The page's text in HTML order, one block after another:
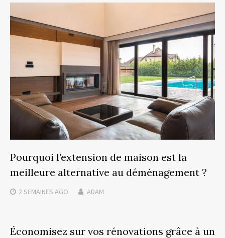
Pourquoi l’extension de maison est la
meilleure alternative au déménagement ?
2 SEMAINES AGO ADAM
Économisez sur vos rénovations grâce à un